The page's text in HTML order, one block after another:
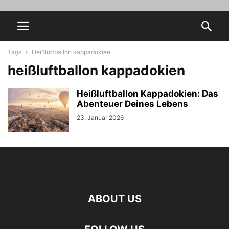
Tags Heißluftballon kappadokien
heißluftballon kappadokien
Heißluftballon Kappadokien: Das
Abenteuer Deines Lebens
23. Januar 2026
ABOUT US